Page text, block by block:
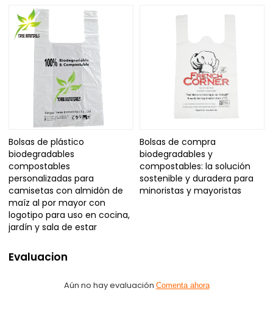
Bolsas de plástico
biodegradables
compostables
personalizadas para
camisetas con almidón de
maíz al por mayor con
logotipo para uso en cocina,
jardín y sala de estar
Bolsas de compra
biodegradables y
compostables: la solución
sostenible y duradera para
minoristas y mayoristas
Evaluacion
Aún no hay evaluación Comenta ahora